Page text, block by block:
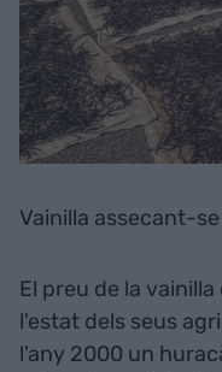
Vainilla assecant-se
El preu de la
l'estat dels seus
l'any 2000 un